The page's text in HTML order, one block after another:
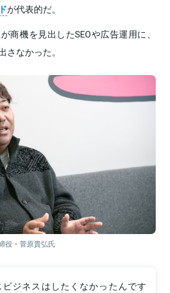
が代表的だ。
商機を見出したSEOや広告運用に、
さなかった。
役・菅原貴弘氏
ジネスはしたくなかったんです